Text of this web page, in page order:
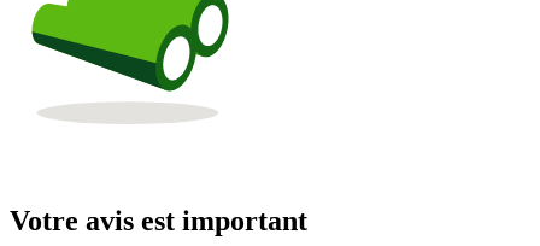
Votre avis est important